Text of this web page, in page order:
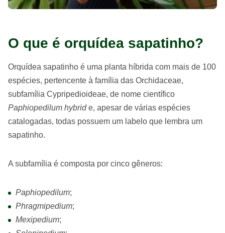
O que é orquídea sapatinho?
Orquídea sapatinho é uma planta híbrida com mais de 100
espécies, pertencente à família das Orchidaceae,
subfamília Cypripedioideae, de nome científico
Paphiopedilum hybride, apesar de várias espécies
catalogadas, todas possuem um labelo que lembra um
sapatinho.
A subfamília é composta por cinco gêneros:
Paphiopedilum;
Phragmipedium;
Mexipedium;